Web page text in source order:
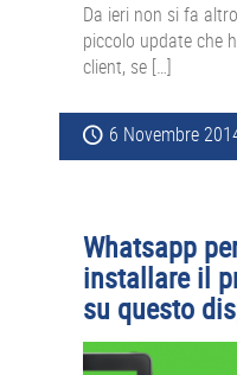
Da ieri non si fa
piccolo update che
client, se […]
6 Novembre
Whatsapp
installare il
su questo